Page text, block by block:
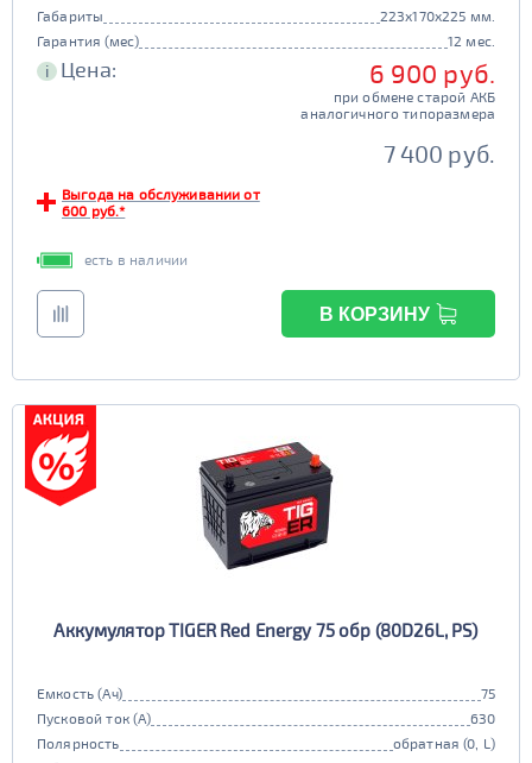
Габариты
223x170x225 мм.
Гарантия (мес)
12 мес.
i Цена: 6 900 руб.
при обмене старой АКБ
аналогичного типоразмера
7 400 руб.
Выгода на обслуживании от
600 руб.*
есть в наличии
В КОРЗИНУ
Аккумулятор TIGER Red Energy 75 обр (80D26L, PS)
Емкость (Ач)
75
Пусковой ток (А)
630
Полярность
обратная (0, L)